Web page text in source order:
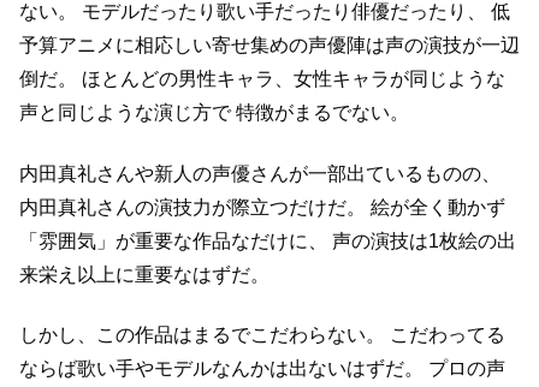
ない。
モデルだったり歌い手だったり俳優だったり、
低
予算アニメに相応しい寄せ集めの声優陣は声の演技が一辺
倒だ。
ほとんどの男性キャラ、女性キャラが同じような
声と同じような演じ方で特徴がまるでない。
内田真礼さんや新人の声優さんが一部出ているものの、
内田真礼さんの演技力が際立つだけだ。
絵が全く動かず
「雰囲気」が重要な作品なだけに、
声の演技は1枚絵の出
来栄え以上に重要なはずだ。
しかし、この作品はまるでこだわらない。
こだわってる
ならば歌い手やモデルなんかは出ないはずだ。
プロの声